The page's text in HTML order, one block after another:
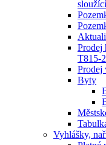
Prodej
T815-2
Prodej
Byty
Vyhlášky,